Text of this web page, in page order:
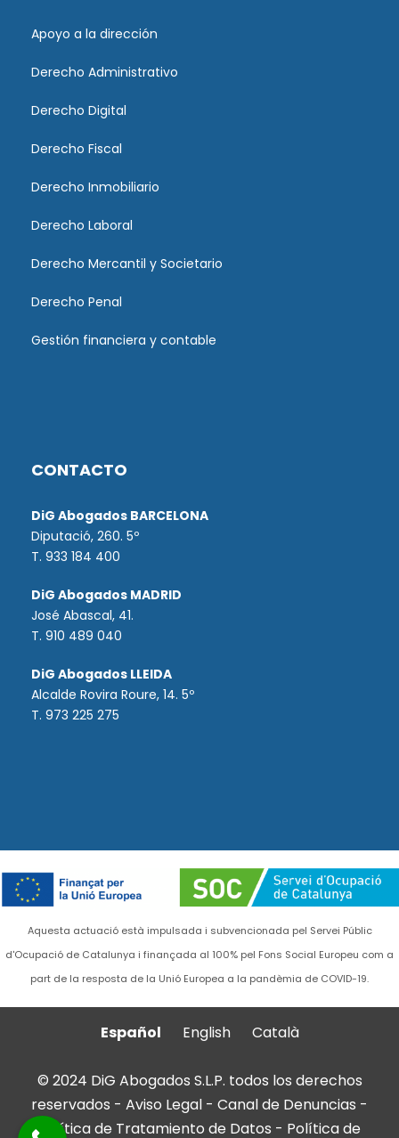
Apoyo a la dirección
Derecho Administrativo
Derecho Digital
Derecho Fiscal
Derecho Inmobiliario
Derecho Laboral
Derecho Mercantil y Societario
Derecho Penal
Gestión financiera y contable
CONTACTO
DiG Abogados BARCELONA
Diputació, 260. 5º
T. 933 184 400
DiG Abogados MADRID
José Abascal, 41.
T. 910 489 040
DiG Abogados LLEIDA
Alcalde Rovira Roure, 14. 5º
T. 973 225 275
Aquesta actuació està impulsada i subvencionada pel Servei Públic
d'Ocupació de Catalunya i finançada al 100% pel Fons Social Europeu com a
part de la resposta de la Unió Europea a la pandèmia de COVID-19.
Español English Català
© 2024 DiG Abogados S.L.P. todos los derechos
reservados - Aviso Legal - Canal de Denuncias -
Política de Tratamiento de Datos - Política de